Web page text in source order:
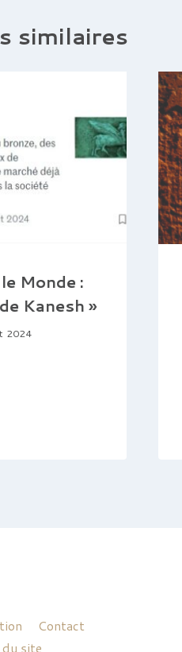
similaires
Monde :
Kanesh »
2024
Contact
du site